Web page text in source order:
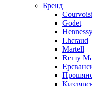
Бренд
Godet
Hennessy
Lheraud
Martell
Remy